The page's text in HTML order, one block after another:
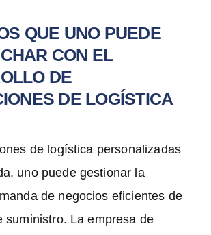
QUE UNO PUEDE
CON EL
DE
DE LOGÍSTICA
de logística personalizadas
uno puede gestionar la
de negocios eficientes de
suministro. La empresa de